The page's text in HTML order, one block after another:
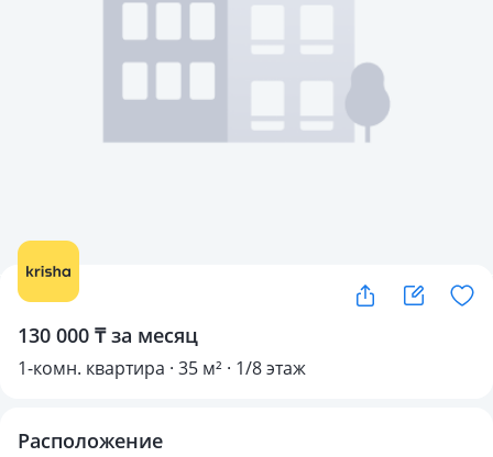
130 000 ₸ за месяц
1-комн. квартира · 35 м² · 1/8 этаж
Расположение